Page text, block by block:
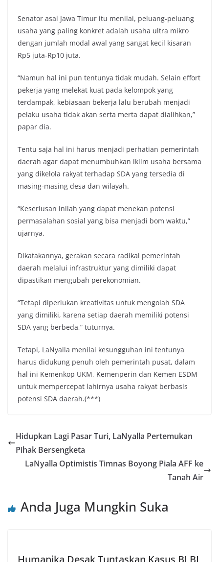
Senator asal Jawa Timur itu menilai, peluang-peluang
usaha yang paling konkret adalah usaha ultra mikro
dengan jumlah modal awal yang sangat kecil kisaran
Rp5 juta-Rp10 juta.
“Namun hal ini pun tentunya tidak mudah. Selain effort
pekerja yang melekat kuat pada kelompok yang
terdampak, kebiasaan bekerja lalu berubah menjadi
pelaku usaha tidak akan serta merta dapat dialihkan,”
papar dia.
Tentu saja hal ini harus menjadi perhatian pemerintah
daerah agar dapat menumbuhkan iklim usaha bersama
yang dikelola rakyat terhadap SDA yang tersedia di
masing-masing desa dan wilayah.
“Keseriusan inilah yang dapat menekan potensi
permasalahan sosial yang bisa menjadi bom waktu,”
ujarnya.
Dikatakannya, gerakan secara radikal pemerintah
daerah melalui infrastruktur yang dimiliki dapat
dipastikan mengubah perekonomian.
“Tetapi diperlukan kreativitas untuk mengolah SDA
yang dimiliki, karena setiap daerah memiliki potensi
SDA yang berbeda,” tuturnya.
Tetapi, LaNyalla menilai kesungguhan ini tentunya
harus didukung penuh oleh pemerintah pusat, dalam
hal ini Kemenkop UKM, Kemenperin dan Kemen ESDM
untuk mempercepat lahirnya usaha rakyat berbasis
potensi SDA daerah.(***)
Hidupkan Lagi Pasar Turi, LaNyalla Pertemukan
Pihak Bersengketa
LaNyalla Optimistis Timnas Boyong Piala AFF ke
Tanah Air
Anda Juga Mungkin Suka
Humanika Desak Tuntaskan Kasus BLBI,